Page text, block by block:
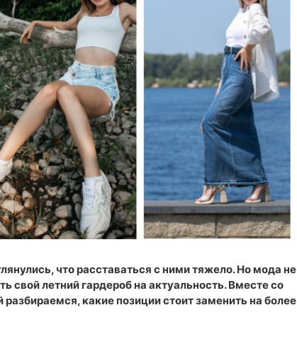
что расставаться с ними тяжело. Но мода не
свой летний гардероб на актуальность. Вместе со
какие позиции стоит заменить на более